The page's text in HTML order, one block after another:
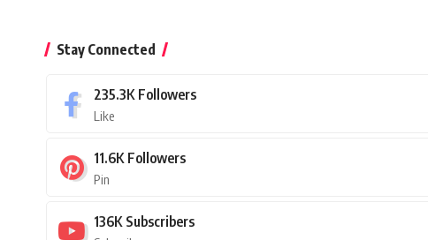
Stay Connected
235.3K Followers
Like
11.6K Followers
Pin
136K Subscribers